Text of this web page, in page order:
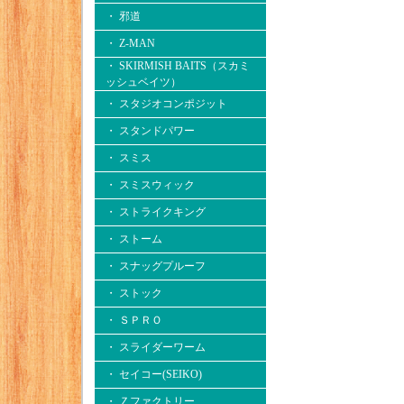
・ 邪道
・ Z-MAN
・ SKIRMISH BAITS（スカミ
ッシュベイツ）
・ スタジオコンポジット
・ スタンドパワー
・ スミス
・ スミスウィック
・ ストライクキング
・ ストーム
・ スナッグプルーフ
・ ストック
・ ＳＰＲＯ
・ スライダーワーム
・ セイコー(SEIKO)
・ Ｚファクトリー